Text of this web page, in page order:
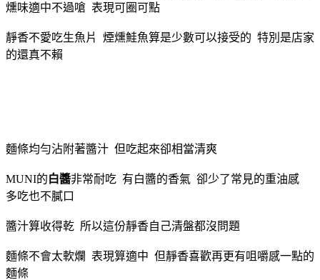
燻味適中不過嗆 表現可圈可點
靜香不愛吃生魚片 煙燻鮭魚算是少數可以接受的 特別是店家
的還真不賴
麵條均勻沾附著醬汁 但吃起來卻相當清爽
MUNI的白醬非常耐吃 有白醬的香氣 卻少了常見的重油感
多吃也不膩口
醬汁算收得乾 所以這份靜香自己清盤都沒問題
麵條不會太軟爛 表現算適中 但靜香喜歡再更有咀嚼感一點的
麵條